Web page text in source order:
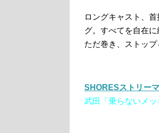
ロングキャスト、
グ。すべてを自在に
ただ巻き、ストッ
SHORESストリー
武田「乗らないメ